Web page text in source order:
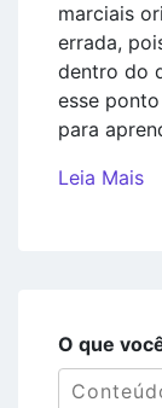
marciais
errada,
dentro do
esse
para
Leia Mais
O que